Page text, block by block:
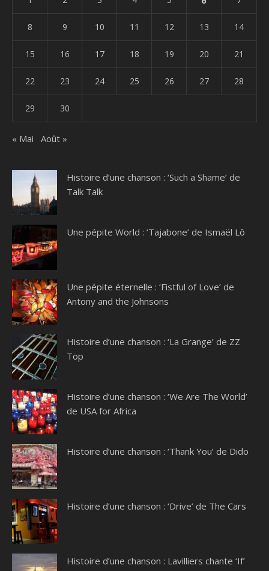
8 9 10 11 12 13 14
15 16 17 18 19 20 21
22 23 24 25 26 27 28
29 30
« Mai Août »
Histoire d’une chanson : ‘Such a Shame’ de
Talk Talk
Une pépite World : ‘Tajabone’ de Ismaël Lô
Une pépite éternelle : ‘Fistful of Love’ de
Antony and the Johnsons
Histoire d’une chanson : ‘La Grange’ de ZZ
Top
Histoire d’une chanson : ‘We Are The World’
de USA for Africa
Histoire d’une chanson : ‘Thank You’ de Dido
Histoire d’une chanson : ‘Drive’ de The Cars
Histoire d’une chanson : Lavilliers chante ‘If’